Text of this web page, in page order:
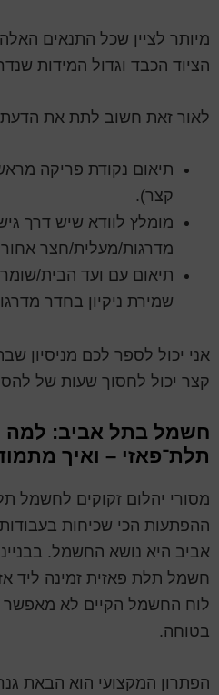
מיותר לציין שכל התנאים
הציוד הכבד וגדול המידות
לאור זאת חשוב לתת את הדעת
תיאום נקודת פריקה
קצר).
מומלץ לוודא שיש דרך
מדרגות/מעלית/חצר
תיאום עם ועד הבית/
שמירת ניקיון בחדר
אני יכול לספר לכם מניסיון
קצר יכול לחסוך שעות של
חשמל בתל אביב: למה
תלת־פאזי – ואיך
מסורי יהלום זקוקים לחשמל
ההפתעות הכי שכיחות בעבודות
אביב היא נושא החשמל.
חשמל תלת פאזית זמינה ליד
לוח החשמל הקיים לא מאפשר
בטוחה.
הפתרון המקצועי הוא הבאת